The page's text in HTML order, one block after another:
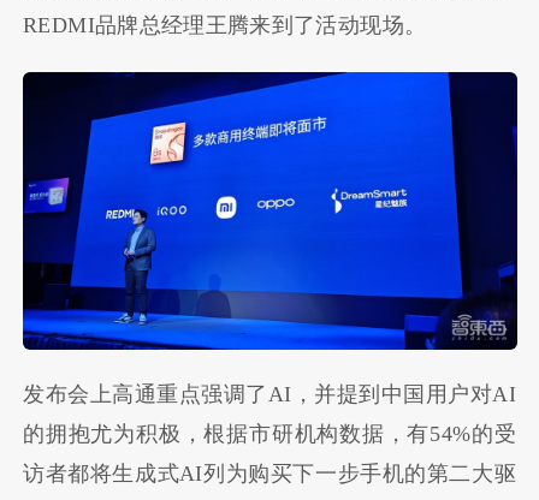
REDMI品牌总经理王腾来到了活动现场。
发布会上高通重点强调了AI，并提到中国用户对AI
的拥抱尤为积极，根据市研机构数据，有54%的受
访者都将生成式AI列为购买下一步手机的第二大驱